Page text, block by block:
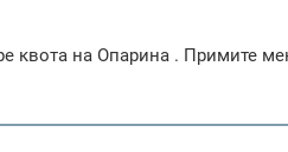
квота на Опарина . Примите